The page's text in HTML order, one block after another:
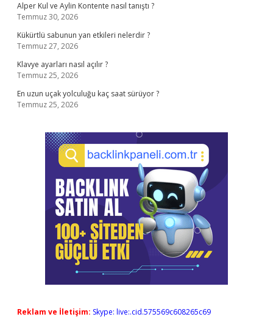
Alper Kul ve Aylin Kontente nasıl tanıştı ?
Temmuz 30, 2026
Kükürtlü sabunun yan etkileri nelerdir ?
Temmuz 27, 2026
Klavye ayarları nasıl açılır ?
Temmuz 25, 2026
En uzun uçak yolculuğu kaç saat sürüyor ?
Temmuz 25, 2026
Reklam ve İletişim: Skype: live:.cid.575569c608265c69